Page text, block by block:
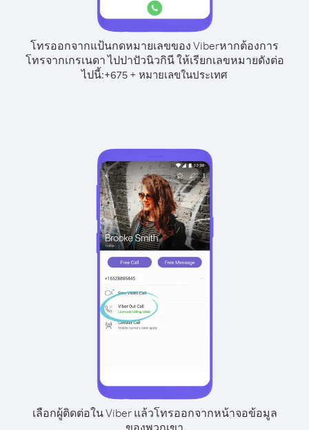
โทรออกจากแป้นกดหมายเลขของ Viberหากต้องการ
โทรจากเกรเนดา ไปปาปัวนิวกินี ให้เรียกเลขหมายดังต่อ
ไปนี้:+675 + หมายเลขในประเทศ
เลือกผู้ติดต่อใน Viber แล้วโทรออกจากหน้าจอข้อมูล
ของพวกเขา